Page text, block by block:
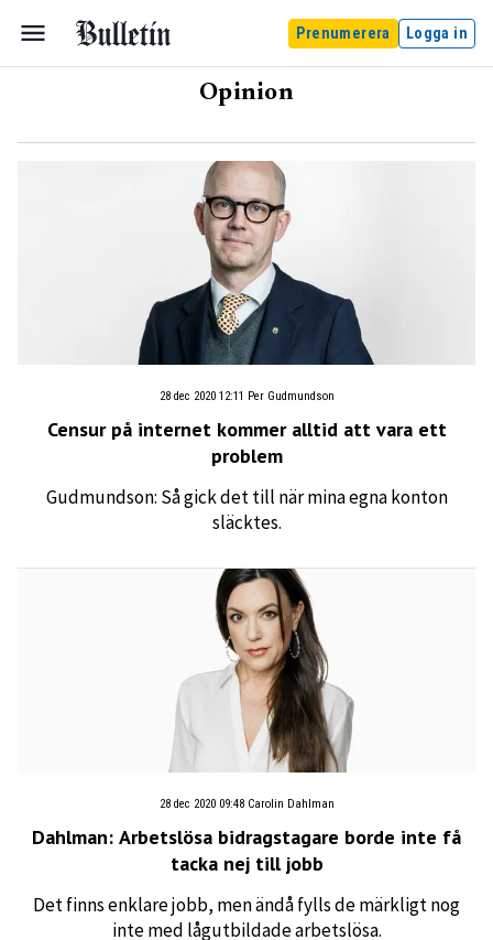
Prenumerera Logga in
Opinion
28 dec 2020 12:11 Per Gudmundson
Censur på internet kommer alltid att vara ett
problem
Gudmundson: Så gick det till när mina egna konton
släcktes.
28 dec 2020 09:48 Carolin Dahlman
Dahlman: Arbetslösa bidragstagare borde inte få
tacka nej till jobb
Det finns enklare jobb, men ändå fylls de märkligt nog
inte med lågutbildade arbetslösa.